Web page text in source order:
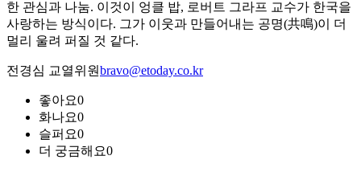
한 관심과 나눔. 이것이 엉클 밥, 로버트 그라프 교수가 한국을
사랑하는 방식이다. 그가 이웃과 만들어내는 공명(共鳴)이 더
멀리 울려 퍼질 것 같다.
전경심 교열위원bravo@etoday.co.kr
좋아요0
화나요0
슬퍼요0
더 궁금해요0